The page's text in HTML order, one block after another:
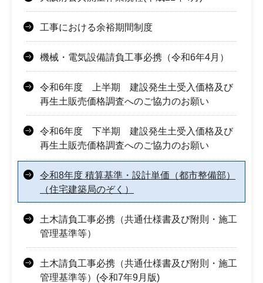
工事における余裕期間制度
機械・電気設備請負工事必携（令和6年4月）
令和6年度 上半期 建設発生土受入価格及び
再生土販売価格調査へのご協力のお願い
令和6年度 下半期 建設発生土受入価格及び
再生土販売価格調査へのご協力のお願い
令和8年度 積算基準・設計単価（都市整備部）
（住宅建築局のぞく）
土木請負工事必携（共通仕様書及び附則・施工
管理基準等）
土木請負工事必携（共通仕様書及び附則・施工
管理基準等）(令和7年9月版)